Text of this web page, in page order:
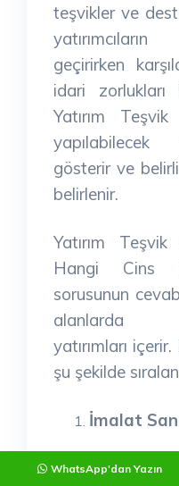
teşvikler ve
geçirirken
idari
Yatırım
gösterir ve
belirlenir.
Yatırım
Hangi Cins
sorusunun
alanlarda
yatırımları
şu şekilde
İmalat
Yatırım Teşvik
WhatsApp'dan Yazın